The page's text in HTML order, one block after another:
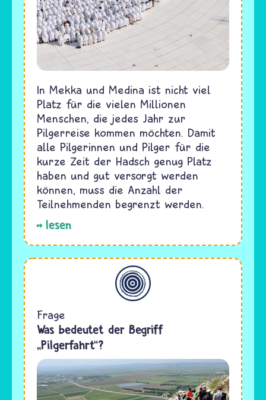
In Mekka und Medina ist nicht viel
Platz für die vielen Millionen
Menschen, die jedes Jahr zur
Pilgerreise kommen möchten. Damit
alle Pilgerinnen und Pilger für die
kurze Zeit der Hadsch genug Platz
haben und gut versorgt werden
können, muss die Anzahl der
Teilnehmenden begrenzt werden.
lesen
Allgemein
Frage
Was bedeutet der Begriff
„Pilgerfahrt“?